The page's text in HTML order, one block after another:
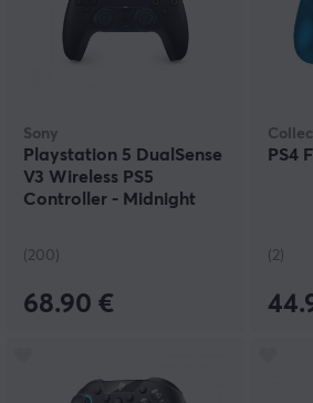
Sony
Playstation 5 DualSense
V3 Wireless PS5
Controller - Midnight
(200)
68.90 €
PS4
(2)